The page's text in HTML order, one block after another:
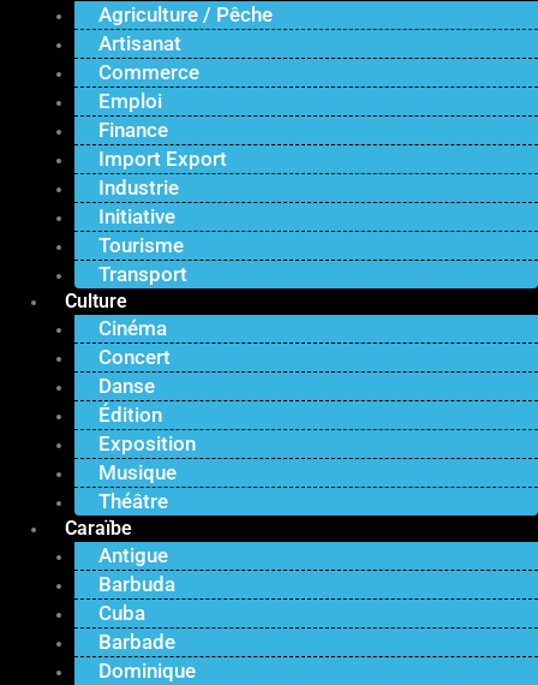
Agriculture / Pêche
Artisanat
Commerce
Emploi
Finance
Import Export
Industrie
Initiative
Tourisme
Transport
Culture
Cinéma
Concert
Danse
Édition
Exposition
Musique
Théâtre
Caraïbe
Antigue
Barbuda
Cuba
Barbade
Dominique